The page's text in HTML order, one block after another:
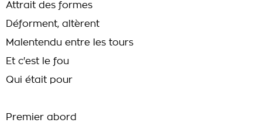
Attrait des formes
Déforment, altèrent
Malentendu entre les tours
Et c'est le fou
Qui était pour
Premier abord